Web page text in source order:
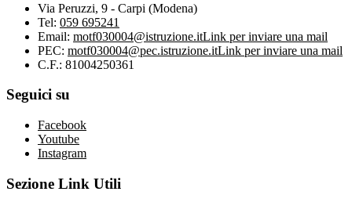
Via Peruzzi, 9 - Carpi (Modena)
Tel: 059 695241
Email: motf030004@istruzione.itLink per inviare una mail
PEC: motf030004@pec.istruzione.itLink per inviare una mail
C.F.: 81004250361
Seguici su
Facebook
Youtube
Instagram
Sezione Link Utili